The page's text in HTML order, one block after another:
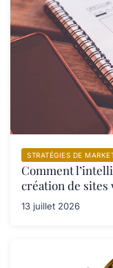
STRATÉGIES DE
Comment
création de sites
13 juillet 2026